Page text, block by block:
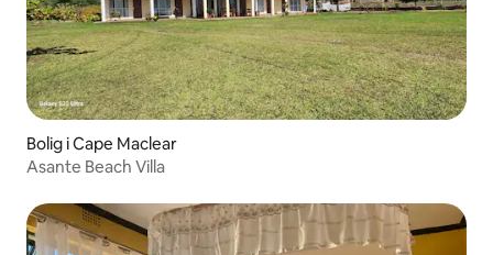
Bolig i Cape Maclear
Asante Beach Villa